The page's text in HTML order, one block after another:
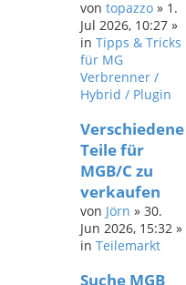
von topazzo » 1.
Jul 2026, 10:27 »
in Tipps & Tricks
für MG
Verbrenner /
Hybrid / Plugin
Verschiedene
Teile für
MGB/C zu
verkaufen
von Jörn » 30.
Jun 2026, 15:32 »
in Teilemarkt
Suche MGB